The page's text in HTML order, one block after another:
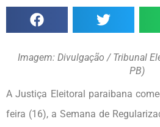
Imagem: Divulgação / Tribunal
PB)
A Justiça Eleitoral paraibana
feira (16), a Semana de